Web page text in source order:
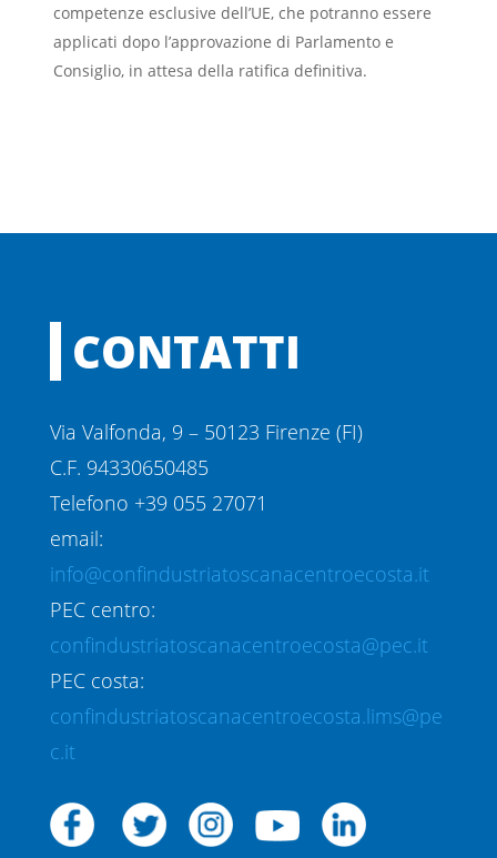
competenze esclusive dell’UE, che potranno essere
applicati dopo l’approvazione di Parlamento e
Consiglio, in attesa della ratifica definitiva.
CONTATTI
Via Valfonda, 9 – 50123 Firenze (FI)
C.F. 94330650485
Telefono +39 055 27071
email:
info@confindustriatoscanacentroecosta.it
PEC centro:
confindustriatoscanacentroecosta@pec.it
PEC costa:
confindustriatoscanacentroecosta.lims@pe
c.it